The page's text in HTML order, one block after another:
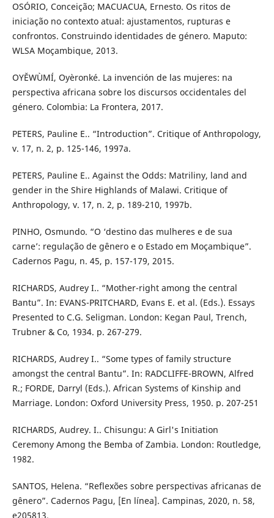
OSÓRIO, Conceição; MACUACUA, Ernesto. Os ritos de
iniciação no contexto atual: ajustamentos, rupturas e
confrontos. Construindo identidades de género. Maputo:
WLSA Moçambique, 2013.
OYĚWÙMÍ, Oyèronké. La invención de las mujeres: na
perspectiva africana sobre los discursos occidentales del
género. Colombia: La Frontera, 2017.
PETERS, Pauline E.. “Introduction”. Critique of Anthropology,
v. 17, n. 2, p. 125-146, 1997a.
PETERS, Pauline E.. Against the Odds: Matriliny, land and
gender in the Shire Highlands of Malawi. Critique of
Anthropology, v. 17, n. 2, p. 189-210, 1997b.
PINHO, Osmundo. “O ‘destino das mulheres e de sua
carne’: regulação de gênero e o Estado em Moçambique”.
Cadernos Pagu, n. 45, p. 157-179, 2015.
RICHARDS, Audrey I.. “Mother-right among the central
Bantu”. In: EVANS-PRITCHARD, Evans E. et al. (Eds.). Essays
Presented to C.G. Seligman. London: Kegan Paul, Trench,
Trubner & Co, 1934. p. 267-279.
RICHARDS, Audrey I.. “Some types of family structure
amongst the central Bantu”. In: RADCLIFFE-BROWN, Alfred
R.; FORDE, Darryl (Eds.). African Systems of Kinship and
Marriage. London: Oxford University Press, 1950. p. 207-251
RICHARDS, Audrey. I.. Chisungu: A Girl's Initiation
Ceremony Among the Bemba of Zambia. London: Routledge,
1982.
SANTOS, Helena. “Reflexões sobre perspectivas africanas de
gênero”. Cadernos Pagu, [En línea]. Campinas, 2020, n. 58,
e205813.